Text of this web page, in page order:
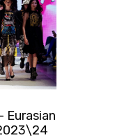
Eurasian